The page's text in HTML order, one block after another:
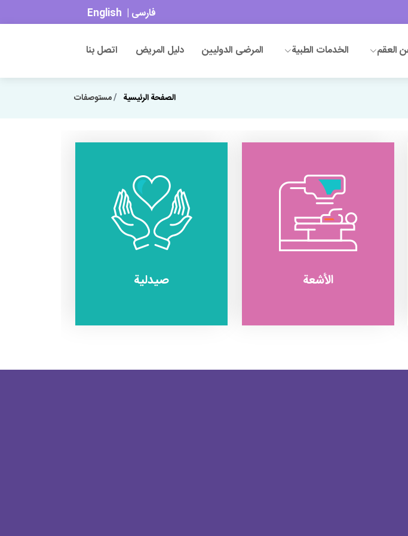
English | فارسی
العقم الخدمات الطبية المرضى الدوليين دليل المريض اتصل بنا
الصفحة الرئیسیة مستوصفات
الأشعة صيدلية